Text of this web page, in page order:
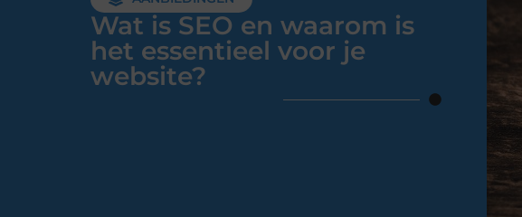
Wat is SEO en waarom is
het essentieel voor je
website?